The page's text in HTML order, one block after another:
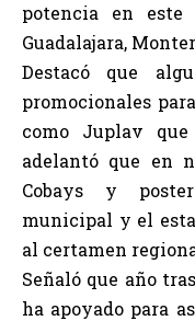
potencia en este
Guadalajara,
Destacó que
promocionales
como Juplav
adelantó que en
Cobays y
municipal y el
al certamen
Señaló que año
ha apoyado para